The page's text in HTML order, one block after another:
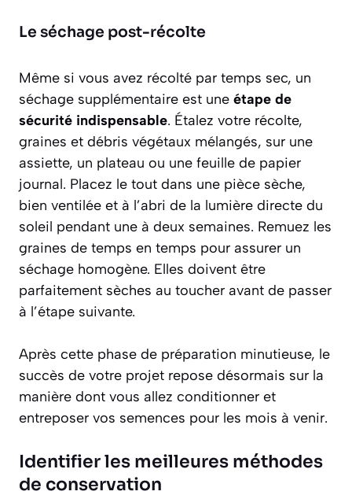
Le séchage post-récolte
Même si vous avez récolté par temps sec, un
séchage supplémentaire est une étape de
sécurité indispensable. Étalez votre récolte,
graines et débris végétaux mélangés, sur une
assiette, un plateau ou une feuille de papier
journal. Placez le tout dans une pièce sèche,
bien ventilée et à l’abri de la lumière directe du
soleil pendant une à deux semaines. Remuez les
graines de temps en temps pour assurer un
séchage homogène. Elles doivent être
parfaitement sèches au toucher avant de passer
à l’étape suivante.
Après cette phase de préparation minutieuse, le
succès de votre projet repose désormais sur la
manière dont vous allez conditionner et
entreposer vos semences pour les mois à venir.
Identifier les meilleures méthodes
de conservation